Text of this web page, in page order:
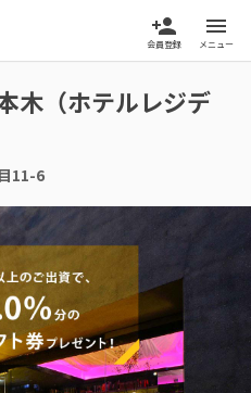
person_add
会員登録
menu
メニュー
木（ホテルレジデ
11-6